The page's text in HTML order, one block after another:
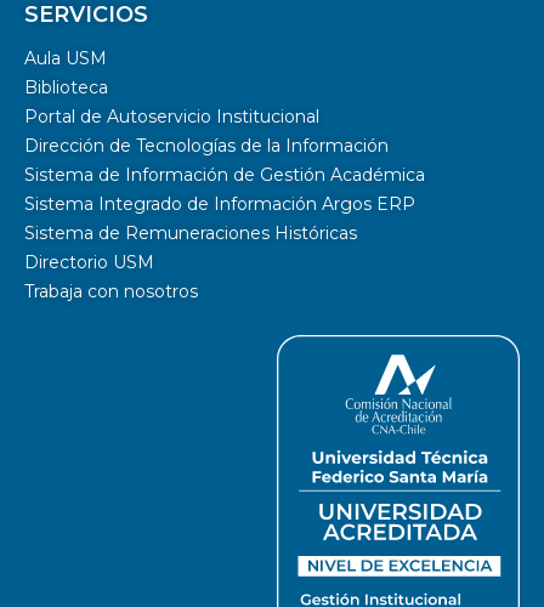
SERVICIOS
Aula USM
Biblioteca
Portal de Autoservicio Institucional
Dirección de Tecnologías de la Información
Sistema de Información de Gestión Académica
Sistema Integrado de Información Argos ERP
Sistema de Remuneraciones Históricas
Directorio USM
Trabaja con nosotros